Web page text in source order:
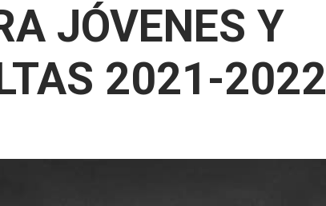
JÓVENES Y
2021-2022